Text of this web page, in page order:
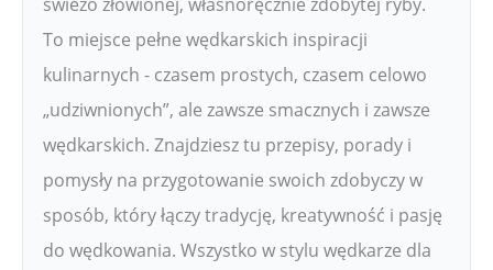
To miejsce pełne wędkarskich inspiracji
kulinarnych - czasem prostych, czasem celowo
„udziwnionych”, ale zawsze smacznych i zawsze
wędkarskich. Znajdziesz tu przepisy, porady i
pomysły na przygotowanie swoich zdobyczy w
sposób, który łączy tradycję, kreatywność i pasję
do wędkowania. Wszystko w stylu wędkarze dla